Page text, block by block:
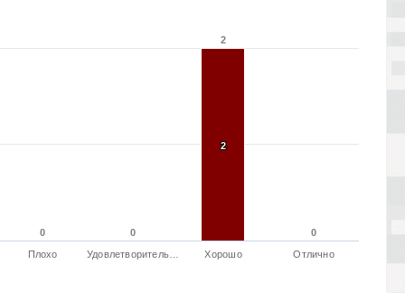
0
0 0
0
2
2
0
0
2
2
Плохо Удовлетворитель… Хорошо Отлично